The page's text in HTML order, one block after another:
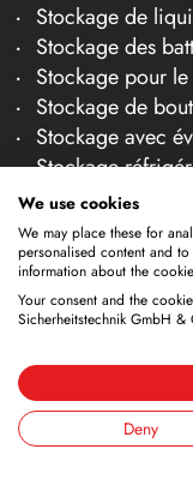
Stockage de
Stockage des
Stockage pour
Stockage de
Stockage avec
Stockage
Stockage combiné
Stockage dans
Stockage de
Galerie
Équipements de
Systèmes ANA
Systèmes de
Cendrier de
We use cookies
We may place these for
personalised content and
information about the
Your consent and the
Sicherheitstechnik GmbH
Deny